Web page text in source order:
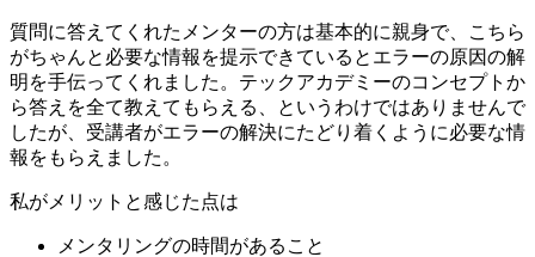
質問に答えてくれたメンターの方は基本的に親身で、こちら
がちゃんと必要な情報を提示できているとエラーの原因の解
明を手伝ってくれました。テックアカデミーのコンセプトか
ら答えを全て教えてもらえる、というわけではありませんで
したが、受講者がエラーの解決にたどり着くように必要な情
報 をもらえました。
私がメリットと感じた点は
メンタリングの時間があること